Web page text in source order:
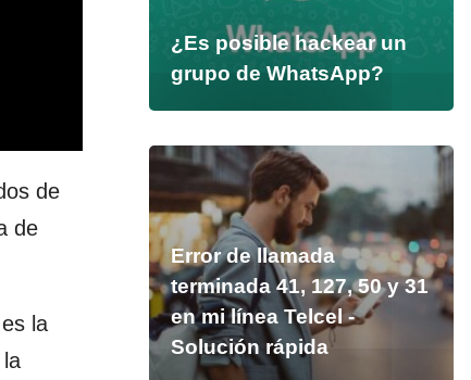
de
de
la
¿Es posible hackear un
grupo de WhatsApp?
Error de llamada
terminada 41, 127, 50 y 31
en mi línea Telcel -
Solución rápida